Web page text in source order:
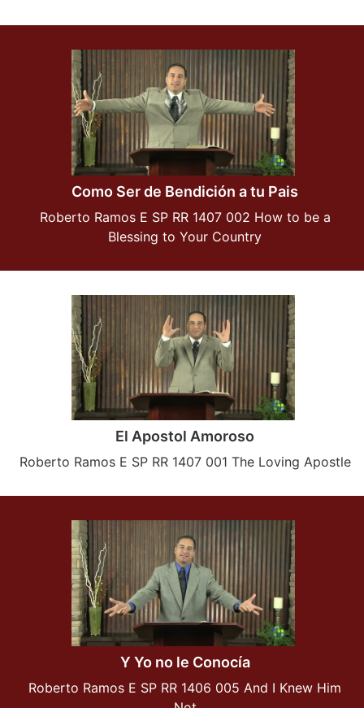
Como Ser de Bendición a tu Pais
Roberto Ramos E SP RR 1407 002 How to be a
Blessing to Your Country
El Apostol Amoroso
Roberto Ramos E SP RR 1407 001 The Loving Apostle
Y Yo no le Conocía
Roberto Ramos E SP RR 1406 005 And I Knew Him